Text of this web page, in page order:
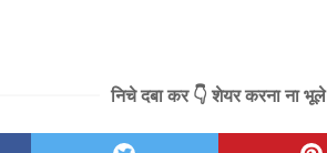
निचे दबा कर 👇 शेयर करना ना भूले